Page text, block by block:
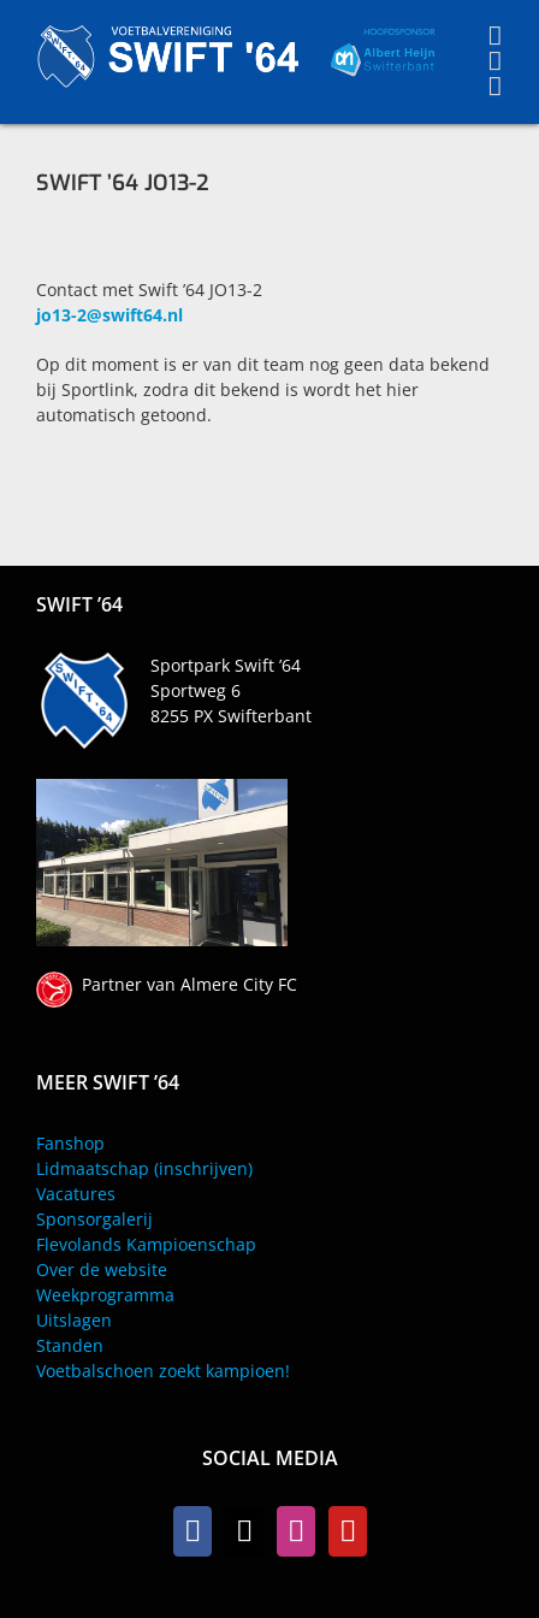
content
SWIFT ’64 JO13-2
Contact met Swift ’64 JO13-2
jo13-2@swift64.nl
Op dit moment is er van dit team nog geen data bekend
bij Sportlink, zodra dit bekend is wordt het hier
automatisch getoond.
SWIFT ’64
Sportpark Swift ’64
Sportweg 6
8255 PX Swifterbant
Partner van Almere City FC
MEER SWIFT ’64
Fanshop
Lidmaatschap (inschrijven)
Vacatures
Sponsorgalerij
Flevolands Kampioenschap
Over de website
Weekprogramma
Uitslagen
Standen
Voetbalschoen zoekt kampioen!
SOCIAL MEDIA